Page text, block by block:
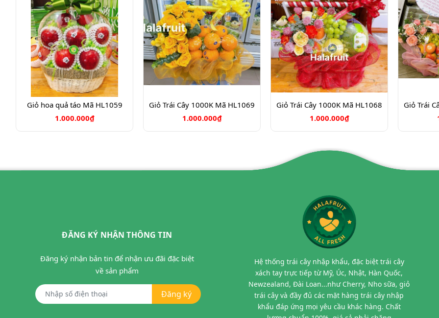
Giỏ hoa quả táo Mã HL1059
1.000.000₫
Giỏ Trái Cây 1000K Mã HL1069
1.000.000₫
Giỏ Trái Cây 1000K Mã HL1068
1.000.000₫
Giỏ Trái
ĐĂNG KÝ NHẬN THÔNG TIN
Đăng ký nhận bản tin để nhận ưu đãi đặc biệt
về sản phẩm
Đăng ký
Hệ thống trái cây nhập khẩu, đặc biệt trái cây
xách tay trực tiếp từ Mỹ, Úc, Nhật, Hàn Quốc,
Newzealand, Đài Loan...như Cherry, Nho sữa, giỏ
trái cây và đầy đủ các mặt hàng trái cây nhập
khẩu đáp ứng mọi yêu cầu khác hàng. Chất